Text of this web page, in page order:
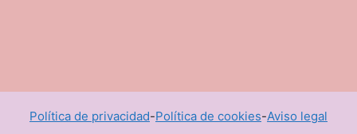
Política de privacidad-Política de cookies-Aviso legal